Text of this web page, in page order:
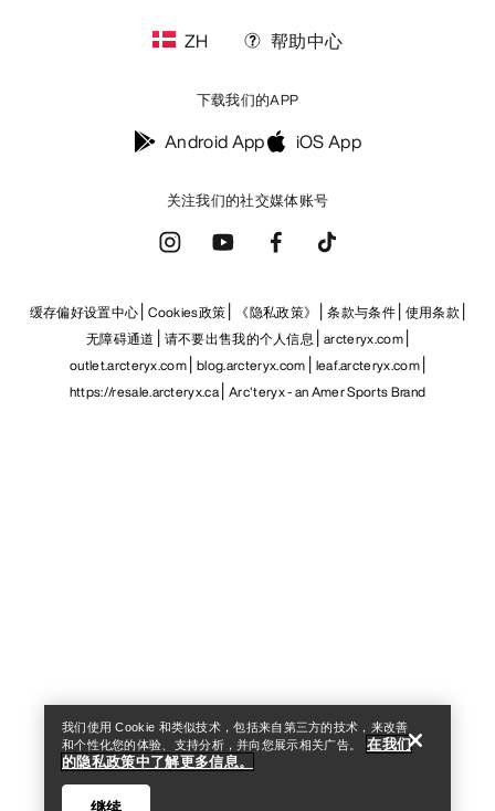
关注我们的社交媒体账号
ZH 帮助中心
下载我们的APP
Android App iOS App
缓存偏好设置中心 Cookies政策 《隐私政策》 条款与条件 使用条款
无障碍通道
请不要出售我的个人信息 arcteryx.com
outlet.arcteryx.com blog.arcteryx.com leaf.arcteryx.com
https://resale.arcteryx.ca Arc'teryx - an Amer Sports Brand
我们使用 Cookie 和类似技术，包括来自第三方的技术，来改善
和个性化您的体验、支持分析，并向您展示相关广告。
在我们
的隐私政策中了解更多信息。